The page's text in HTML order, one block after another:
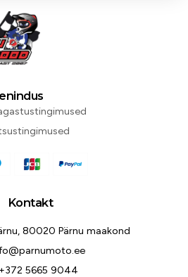
Kontakt
80020 Pärnu maakond
+372 5665 9044